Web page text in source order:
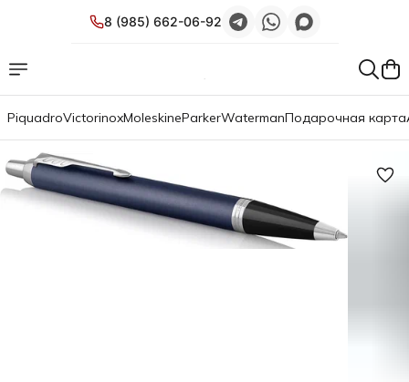
8 (985) 662-06-92
PiquadroVictorinoxMoleskineParkerWatermanПодарочная карта